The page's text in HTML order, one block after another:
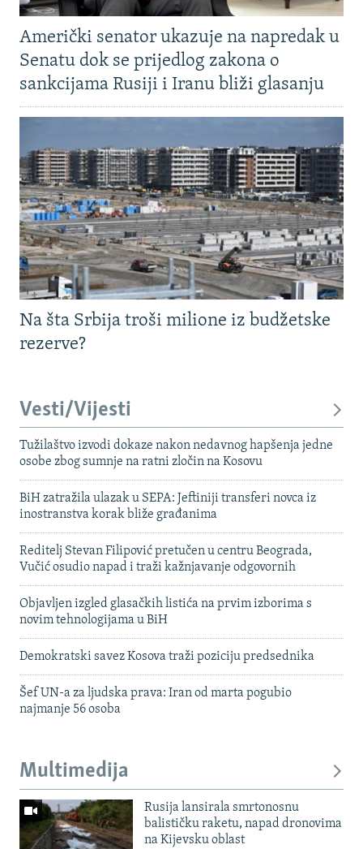
Američki senator ukazuje na napredak u
Senatu dok se prijedlog zakona o
sankcijama Rusiji i Iranu bliži glasanju
Na šta Srbija troši milione iz budžetske
rezerve?
Vesti/Vijesti
Tužilaštvo izvodi dokaze nakon nedavnog hapšenja jedne
osobe zbog sumnje na ratni zločin na Kosovu
BiH zatražila ulazak u SEPA: Jeftiniji transferi novca iz
inostranstva korak bliže građanima
Reditelj Stevan Filipović pretučen u centru Beograda,
Vučić osudio napad i traži kažnjavanje odgovornih
Objavljen izgled glasačkih listića na prvim izborima s
novim tehnologijama u BiH
Demokratski savez Kosova traži poziciju predsednika
Šef UN-a za ljudska prava: Iran od marta pogubio
najmanje 56 osoba
Multimedija
Rusija lansirala smrtonosnu
balističku raketu, napad dronovima
na Kijevsku oblast